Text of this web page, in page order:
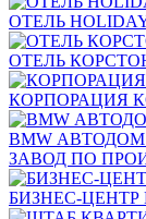
ОТЕЛЬ
ОТЕЛЬ
КОРПОРАЦИЯ
BMW АВТОДОМ
ЗАВОД ПО
БИЗНЕС-ЦЕНТР